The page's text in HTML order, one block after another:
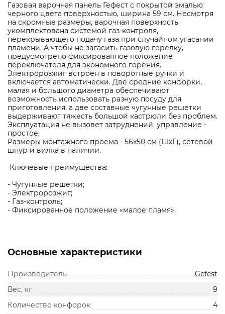
Газовая варочная панель Гефест с покрытой эмалью
черного цвета поверхностью, ширина 59 см. Несмотря
на скромные размеры, варочная поверхность
укомплектована системой газ-контроля,
перекрывающего подачу газа при случайном угасании
пламени. А чтобы не загасить газовую горелку,
предусмотрено фиксированное положение
переключателя для экономного горения.
Электророзжиг встроен в поворотные ручки и
включается автоматически. Две средние конфорки,
малая и большого диаметра обеспечивают
возможность использовать разную посуду для
приготовления, а две составные чугунные решетки
выдерживают тяжесть большой кастрюли без проблем.
Эксплуатация не вызовет затруднений, управление -
простое.
Размеры монтажного проема - 56x50 см (ШхГ), сетевой
шнур и вилка в наличии.
Ключевые преимущества:
- Чугунные решетки;
- Электророзжиг;
- Газ-контроль;
- Фиксированное положение «малое пламя».
Основные характеристики
Производитель
Gefest
Вес, кг
9
Количество конфорок
4